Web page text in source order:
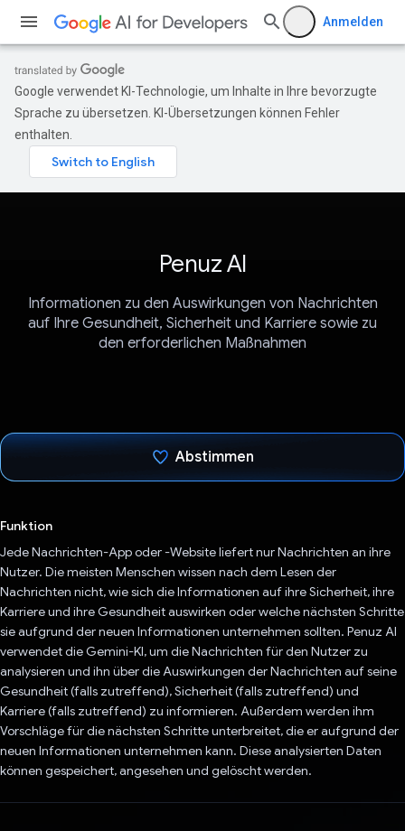
Anmelden
Google verwendet KI-Technologie, um Inhalte in Ihre bevorzugte
Sprache zu übersetzen. KI-Übersetzungen können Fehler
enthalten.
Penuz AI
Informationen zu den Auswirkungen von Nachrichten
auf Ihre Gesundheit, Sicherheit und Karriere sowie zu
den erforderlichen Maßnahmen
Abstimmen
Funktion
Jede Nachrichten-App oder -Website liefert nur Nachrichten an ihre
Nutzer. Die meisten Menschen wissen nach dem Lesen der
Nachrichten nicht, wie sich die Informationen auf ihre Sicherheit, ihre
Karriere und ihre Gesundheit auswirken oder welche nächsten Schritte
sie aufgrund der neuen Informationen unternehmen sollten. Penuz AI
verwendet die Gemini-KI, um die Nachrichten für den Nutzer zu
analysieren und ihn über die Auswirkungen der Nachrichten auf seine
Gesundheit (falls zutreffend), Sicherheit (falls zutreffend) und
Karriere (falls zutreffend) zu informieren. Außerdem werden ihm
Vorschläge für die nächsten Schritte unterbreitet, die er aufgrund der
neuen Informationen unternehmen kann. Diese analysierten Daten
können gespeichert, angesehen und gelöscht werden.